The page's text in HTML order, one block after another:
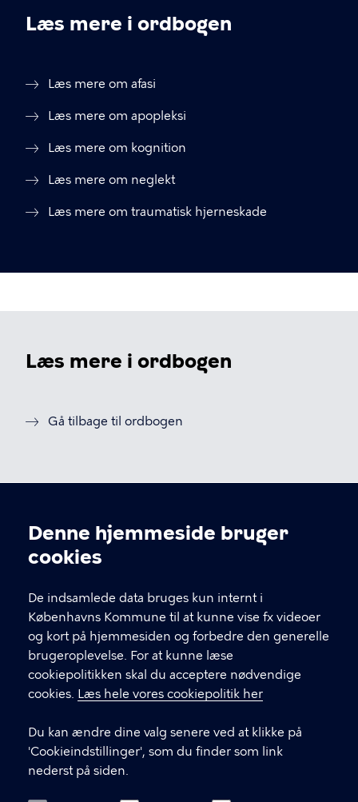
Cookieindstillinger
Denne hjemmeside bruger
cookies
De indsamlede data bruges kun internt i
Københavns Kommune til at kunne vise fx videoer
og kort på hjemmesiden og forbedre den generelle
brugeroplevelse. For at kunne læse
cookiepolitikken skal du acceptere nødvendige
cookies. Læs hele vores cookiepolitik her
Du kan ændre dine valg senere ved at klikke på
'Cookieindstillinger', som du finder som link
nederst på siden.
Læs mere i ordbogen
Læs mere om afasi
Læs mere om apopleksi
Læs mere om kognition
Læs mere om neglekt
Læs mere om traumatisk hjerneskade
Læs mere i ordbogen
Gå tilbage til ordbogen
Neurorehabilitering – Kbh
KONTAKT
Strandvejen 119
Døgnafdeling og ambulant afdeling
Kontakt os